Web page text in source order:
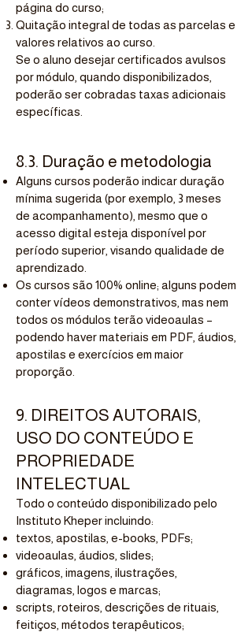
página do curso;
Quitação integral de todas as parcelas e
valores relativos ao curso.
Se o aluno desejar certificados avulsos
por módulo, quando disponibilizados,
poderão ser cobradas taxas adicionais
específicas.
8.3. Duração e metodologia
Alguns cursos poderão indicar duração
mínima sugerida (por exemplo, 3 meses
de acompanhamento), mesmo que o
acesso digital esteja disponível por
período superior, visando qualidade de
aprendizado.
Os cursos são 100% online; alguns podem
conter vídeos demonstrativos, mas nem
todos os módulos terão videoaulas –
podendo haver materiais em PDF, áudios,
apostilas e exercícios em maior
proporção.
9. DIREITOS AUTORAIS,
USO DO CONTEÚDO E
PROPRIEDADE
INTELECTUAL
Todo o conteúdo disponibilizado pelo
Instituto Kheper incluindo:
textos, apostilas, e-books, PDFs;
videoaulas, áudios, slides;
gráficos, imagens, ilustrações,
diagramas, logos e marcas;
scripts, roteiros, descrições de rituais,
feitiços, métodos terapêuticos;